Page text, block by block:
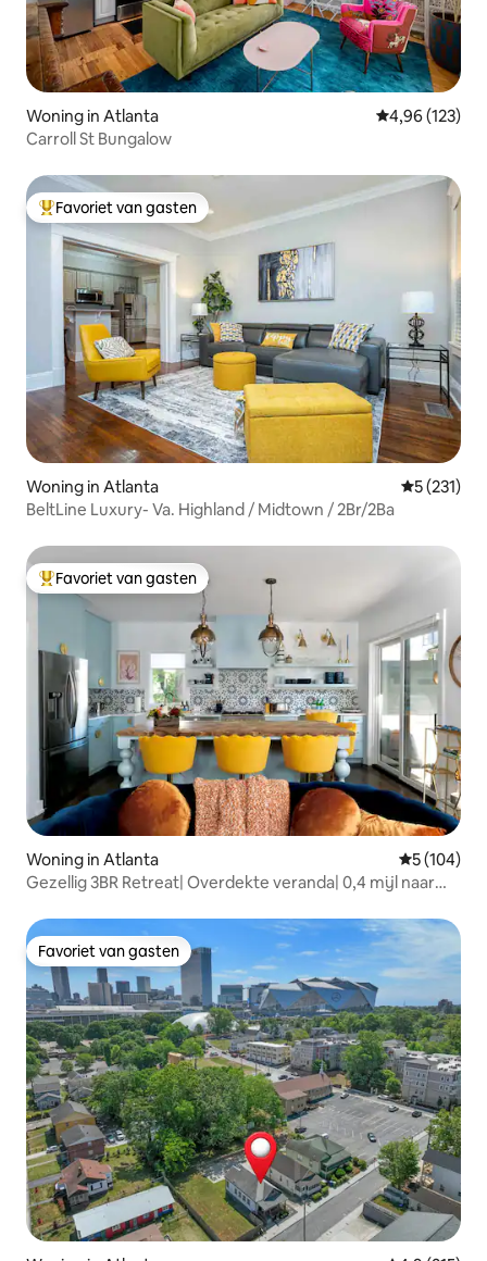
Woning in Atlanta Gemiddelde
4,96 (123)
Carroll St Bungalow
Topfavoriet van gasten
Favoriet van gasten
Woning in Atlanta
5 (231)
BeltLine Luxury- Va. Highland / Midtown / 2Br/2Ba
Topfavoriet van gasten
Favoriet van gasten
Woning in Atlanta
5 (104)
Gezellig 3BR Retreat| Overdekte veranda| 0,4 mijl naar
Favoriet van gasten
Favoriet van gasten